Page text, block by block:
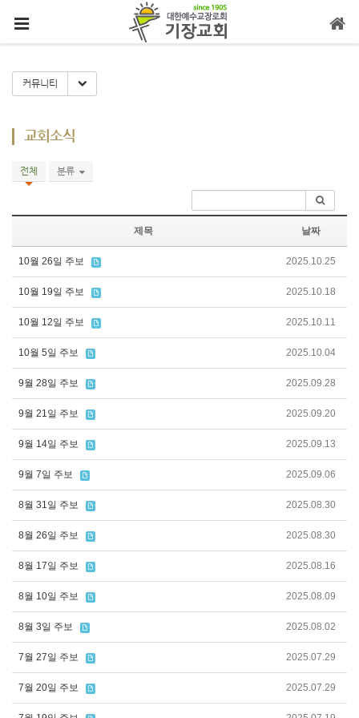
커뮤니티 Toggle Dropdown
교회소식
전체 분류
제목 날짜
10월 26일 주보 2025.10.25
10월 19일 주보 2025.10.18
10월 12일 주보 2025.10.11
10월 5일 주보 2025.10.04
9월 28일 주보 2025.09.28
9월 21일 주보 2025.09.20
9월 14일 주보 2025.09.13
9월 7일 주보 2025.09.06
8월 31일 주보 2025.08.30
8월 26일 주보 2025.08.30
8월 17일 주보 2025.08.16
8월 10일 주보 2025.08.09
8월 3일 주보 2025.08.02
7월 27일 주보 2025.07.29
7월 20일 주보 2025.07.29